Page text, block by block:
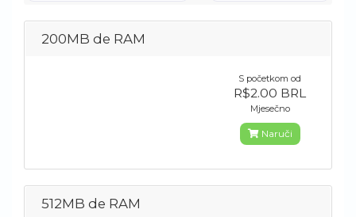
200MB de RAM
S početkom od
R$2.00 BRL
Mjesečno
Naruči
512MB de RAM